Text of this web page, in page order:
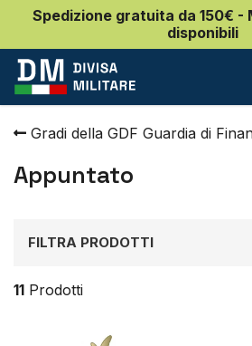
Spedizione gratuita da 150€ -
disponibili
Gradi della GDF Guardia di
Appuntato
FILTRA PRODOTTI
11 Prodotti